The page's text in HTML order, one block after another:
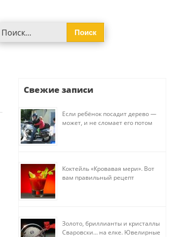
Свежие записи
Если ребёнок посадит дерево —
может, и не сломает его потом
Коктейль «Кровавая мери». Вот
вам правильный рецепт
Золото, бриллианты и кристаллы
Сваровски… на елке. Ювелирные